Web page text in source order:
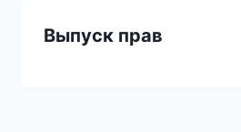
Выпуск прав